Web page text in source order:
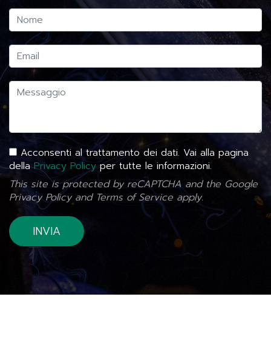
Acconsenti al trattamento dei dati. Vai alla pagina
dellaPrivacy Policyper tutte le informazioni.
This site is protected by reCAPTCHA and the Google
Privacy Policyand Terms of Service apply.